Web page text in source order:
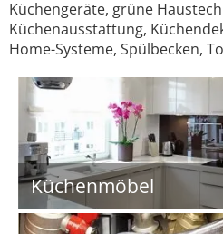
Küchengeräte, grüne
Küchenausstattung,
Home-Systeme, Spülbecken,
Küchenmöbel